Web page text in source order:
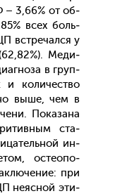
– 3,66% от об­
всех боль­
встре­чал­ся у
Ме­ди­
в груп­
ко­личес­тво
вы­ше, чем в
По­каза­на
ста­
ин­
ос­те­опо­
при
не­яс­ной эти­